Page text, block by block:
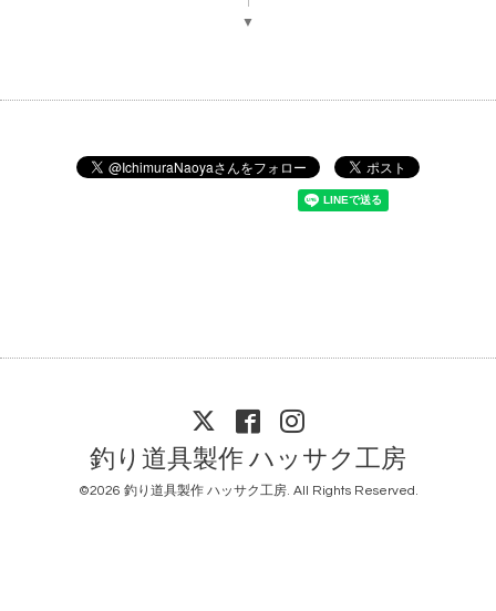
▼
釣り道具製作 ハッサク工房
©2026 釣り道具製作 ハッサク工房. All Rights Reserved.